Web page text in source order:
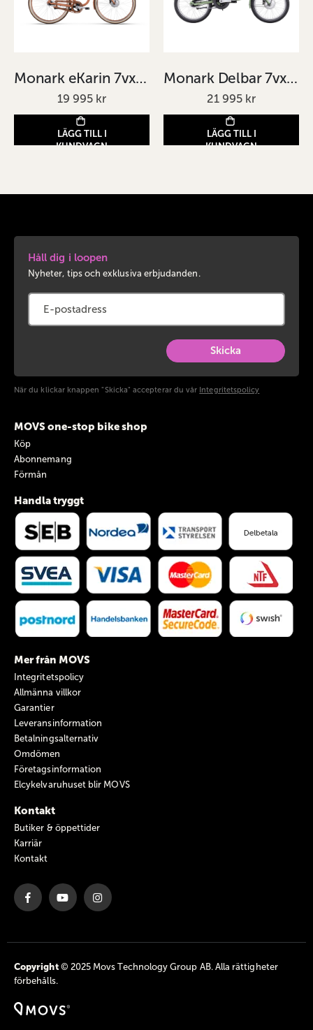
Monark eKarin 7vxl Terracotta 51cm
19 995 kr
LÄGG TILL I
KUNDVAGN
Monark Delbar 7vxl Ljusgrön 38cm
21 995 kr
LÄGG TILL I
KUNDVAGN
Håll dig i loopen
Nyheter, tips och exklusiva erbjudanden.
Skicka
När du klickar knappen "Skicka" accepterar du vår Integritetspolicy
MOVS one-stop bike shop
Köp
Abonnemang
Förmån
Handla tryggt
Mer från MOVS
Integritetspolicy
Allmänna villkor
Garantier
Leveransinformation
Betalningsalternativ
Omdömen
Företagsinformation
Elcykelvaruhuset blir MOVS
Kontakt
Butiker & öppettider
Karriär
Kontakt
Copyright© 2025 Movs Technology Group AB. Alla rättigheter
förbehålls.